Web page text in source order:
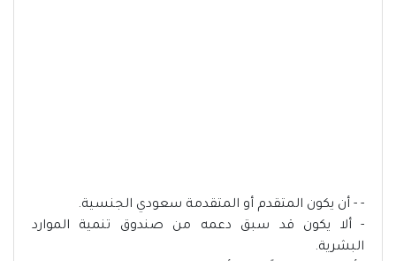
- - أن يكون المتقدم أو المتقدمة سعودي الجنسية.
- ألا يكون قد سبق دعمه من صندوق تنمية الموارد
البشرية.